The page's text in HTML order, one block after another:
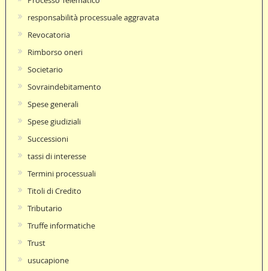
responsabilità processuale aggravata
Revocatoria
Rimborso oneri
Societario
Sovraindebitamento
Spese generali
Spese giudiziali
Successioni
tassi di interesse
Termini processuali
Titoli di Credito
Tributario
Truffe informatiche
Trust
usucapione